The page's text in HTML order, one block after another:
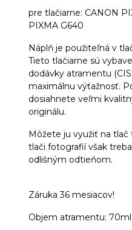
pre tlačiarne: CANON
PIXMA G640
Náplň je použiteľná v
Tieto tlačiarne sú
dodávky atramentu
maximálnu výťažnosť.
dosiahnete veľmi
originálu.
Môžete ju využiť na tlač
tlači fotografií však
odlišným odtieňom.
Záruka 36 mesiacov!
Objem atramentu: 70ml